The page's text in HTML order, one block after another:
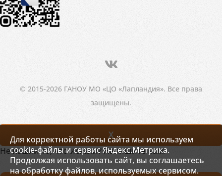
© 2015-2026 ГАНОУ МО «ЦО «Лапландия». Все права
защищены.
Для корректной работы сайта мы используем
cookie-файлы и сервис Яндекс.Метрика.
Продолжая использовать сайт, вы соглашаетесь
на обработку файлов, используемых сервисом.
X
Не нашли то, что искали? Напишите нам!